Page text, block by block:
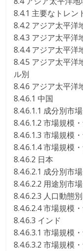
8.4.1 主要なトレン
8.4.2 アジア太平洋
8.4.3 アジア太平洋
8.4.4 アジア太平洋
8.4.5 アジア太平洋
ル別
8.4.6 アジア太平洋
8.4.6.1 中国
8.4.6.1.1 成分別市
8.4.6.1.2 市場規模
8.4.6.1.3 市場規模
8.4.6.1.4 市場規模
8.4.6.2 日本
8.4.6.2.1 成分別市
8.4.6.2.2 用途別市
8.4.6.2.3 人口動態
8.4.6.2.4 市場規模
8.4.6.3 インド
8.4.6.3.1 市場規模
8.4.6.3.2 市場規模